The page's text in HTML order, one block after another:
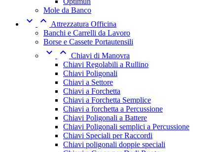
Mole da Banco
  Attrezzatura Officina
Banchi e Carrelli da Lavoro
Borse e Cassete Portautensili
  Chiavi di Manovra
Chiavi Regolabili a Rullino
Chiavi Poligonali
Chiavi a Settore
Chiavi a Forchetta
Chiavi a Forchetta Semplice
Chiavi a forchetta a Percussione
Chiavi Poligonali a Battere
Chiavi Poligonali semplici a Percussione
Chiavi Speciali per Raccordi
Chiavi poligonali doppie speciali